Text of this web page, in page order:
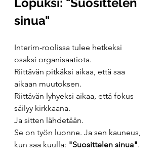
sinua"
Interim-roolissa tulee hetkeksi
osaksi organisaatiota.
Riittävän pitkäksi aikaa, että saa
aikaan muutoksen.
Riittävän lyhyeksi aikaa, että fokus
säilyy kirkkaana.
Ja sitten lähdetään.
Se on työn luonne. Ja sen kauneus,
kun saa kuulla: "Suosittelen sinua".